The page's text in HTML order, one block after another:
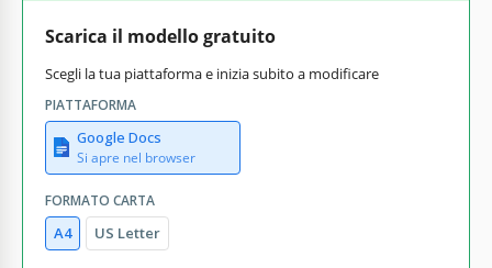
Scarica il modello gratuito
Scegli la tua piattaforma e inizia subito a modificare
PIATTAFORMA
Google Docs
Si apre nel browser
FORMATO CARTA
A4 US Letter